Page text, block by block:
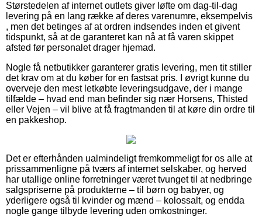
Størstedelen af internet outlets giver løfte om dag-til-dag
levering på en lang række af deres varenumre, eksempelvis
, men det betinges af at ordren indsendes inden et givent
tidspunkt, så at de garanteret kan nå at få varen skippet
afsted før personalet drager hjemad.
Nogle få netbutikker garanterer gratis levering, men tit stiller
det krav om at du køber for en fastsat pris. I øvrigt kunne du
overveje den mest letkøbte leveringsudgave, der i mange
tilfælde – hvad end man befinder sig nær Horsens, Thisted
eller Vejen – vil blive at få fragtmanden til at køre din ordre til
en pakkeshop.
Det er efterhånden ualmindeligt fremkommeligt for os alle at
prissammenligne på tværs af internet selskaber, og herved
har utallige online forretninger været tvunget til at nedbringe
salgspriserne på produkterne – til børn og babyer, og
yderligere også til kvinder og mænd – kolossalt, og endda
nogle gange tilbyde levering uden omkostninger.